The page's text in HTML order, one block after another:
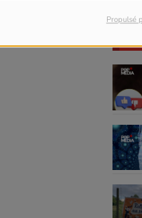
Propulsé